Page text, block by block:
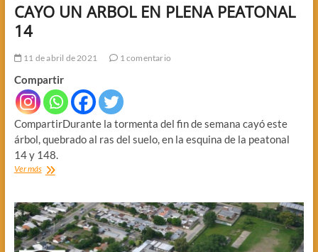
CAYO UN ARBOL EN PLENA PEATONAL
14
11 de abril de 2021 1 comentario
Compartir
CompartirDurante la tormenta del fin de semana cayó este
árbol, quebrado al ras del suelo, en la esquina de la peatonal
14 y 148.
Ver másCAYO
EN
PLENA
PEATONAL
14